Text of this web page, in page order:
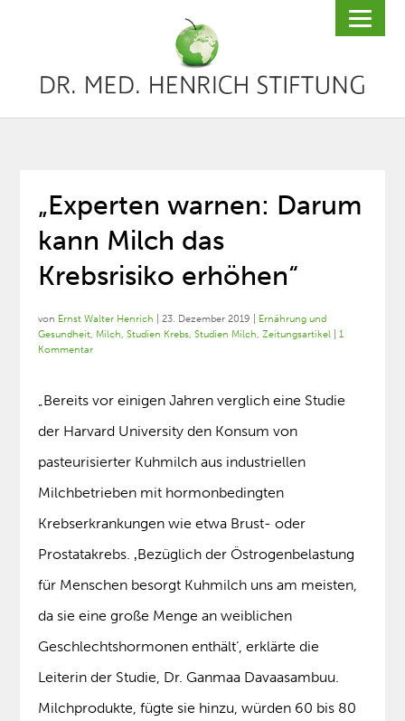
„Experten warnen: Darum
kann Milch das
Krebsrisiko erhöhen“
von Ernst Walter Henrich |23. Dezember 2019
Ernährung und
Gesundheit, Milch,Studien Krebs,Studien Milch,Zeitungsartikel |1
Kommentar
„Bereits vor einigen Jahren verglich eine Studie
der Harvard University den Konsum von
pasteurisierter Kuhmilch aus industriellen
Milchbetrieben mit hormonbedingten
Krebserkrankungen wie etwa Brust- oder
Prostatakrebs. ‚Bezüglich der Östrogenbelastung
für Menschen besorgt Kuhmilch uns am meisten,
da sie eine große Menge an weiblichen
Geschlechtshormonen enthält‘, erklärte die
Leiterin der Studie, Dr. Ganmaa Davaasambuu.
Milchprodukte, fügte sie hinzu, würden 60 bis 80